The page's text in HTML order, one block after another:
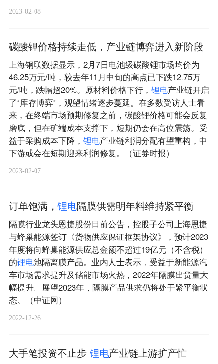
2023-02-08
碳酸锂价格持续走低，产业链博弈进入新阶段
上海钢联数据显示，2月7日电池级碳酸锂市场均价为
46.25万元/吨，较去年11月中旬的高点已下跌12.75万
元/吨，跌幅超20%。原材料价格下行， 锂电产业链开启
了“库存博弈”，观望情绪逐步蔓延。在多数受访人士看
来，在终端市场预期修复之前，碳酸锂价格可能会反复
磨底，但在矿端成本支撑下，短期仍会在高位震荡。受
益于采购成本下降， 锂电产业链利润分配有望重构，中
下游或会在短期迎来利润修复。（证券时报）
2023-02-07
订单饱满， 锂电隔膜供需明年料维持紧平衡
隔膜行业龙头恩捷股份日前公告，控股子公司上海恩捷
与蜂巢能源签订《货物供应保证框架协议》，预计2023
年度将向蜂巢能源供应总金额不超过19亿元（不含税）
的锂电池隔离膜产品。业内人士表示，受益于新能源汽
车市场需求提升及储能市场火热，2022年隔膜出货量大
幅提升。展望2023年，隔膜产品供求仍将处于紧平衡状
态。（中证网）
2022-12-26
大手笔投资不止步 锂电产业链上游扩产忙